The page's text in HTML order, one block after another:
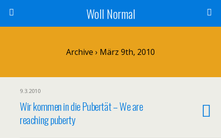
Woll Normal
Archive › März 9th, 2010
9.3.2010
Wir kommen in die Pubertät – We are
reaching puberty